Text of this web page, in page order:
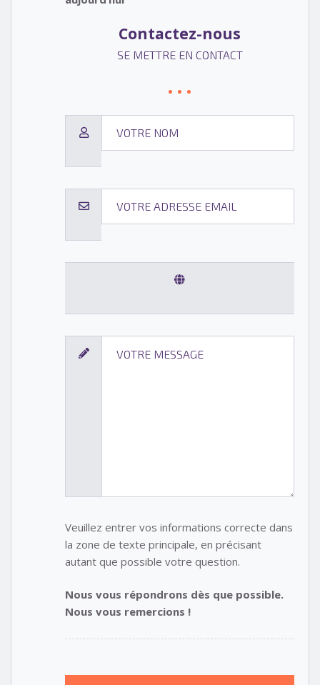
Contactez-nous
SE METTRE EN CONTACT
Veuillez entrer vos informations correcte dans
la zone de texte principale, en précisant
autant que possible votre question.
Nous vous répondrons dès que possible.
Nous vous remercions !